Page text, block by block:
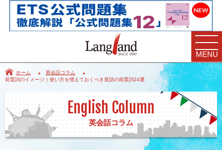
MENU
ホーム
英会話コラム
前置詞のイメージ｜使い方を憶えておくべき英語の前置詞24選
English Column
英会話コラム